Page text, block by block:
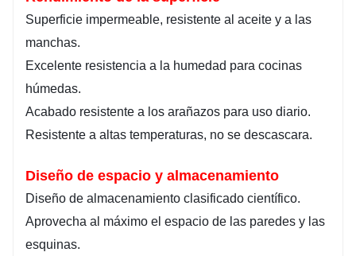
Superficie impermeable, resistente al aceite y a las
manchas.
Excelente resistencia a la humedad para cocinas
húmedas.
Acabado resistente a los arañazos para uso diario.
Resistente a altas temperaturas, no se descascara.
Diseño de espacio y almacenamiento
Diseño de almacenamiento clasificado científico.
Aprovecha al máximo el espacio de las paredes y las
esquinas.